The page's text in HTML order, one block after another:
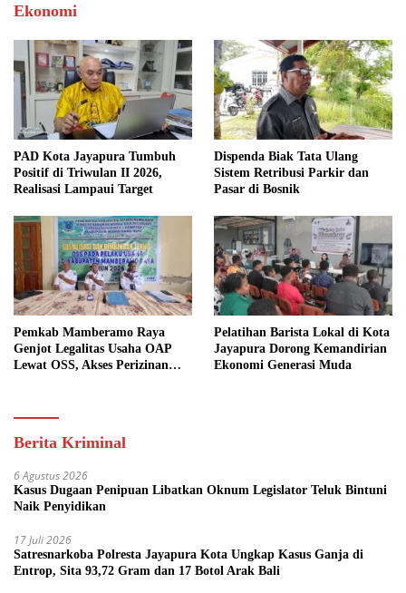
Ekonomi
PAD Kota Jayapura Tumbuh
Positif di Triwulan II 2026,
Realisasi Lampaui Target
Dispenda Biak Tata Ulang
Sistem Retribusi Parkir dan
Pasar di Bosnik
Pemkab Mamberamo Raya
Genjot Legalitas Usaha OAP
Lewat OSS, Akses Perizinan
Pelatihan Barista Lokal di Kota
Jayapura Dorong Kemandirian
Ekonomi Generasi Muda
Berita Kriminal
6 Agustus 2026
Kasus Dugaan Penipuan Libatkan Oknum Legislator Teluk Bintuni
Naik Penyidikan
17 Juli 2026
Satresnarkoba Polresta Jayapura Kota Ungkap Kasus Ganja di
Entrop, Sita 93,72 Gram dan 17 Botol Arak Bali